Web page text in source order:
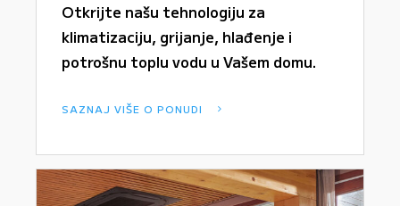
Otkrijte našu tehnologiju za
klimatizaciju, grijanje, hlađenje i
potrošnu toplu vodu u Vašem domu.
SAZNAJ VIŠE O PONUDI